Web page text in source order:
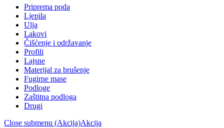
Priprema poda
Ljepila
Ulja
Lakovi
Čišćenje i održavanje
Profili
Lajsne
Materijal za brušenje
Fugirne mase
Podloge
Zaštitna podloga
Drugi
Close submenu (Akcija)Akcija